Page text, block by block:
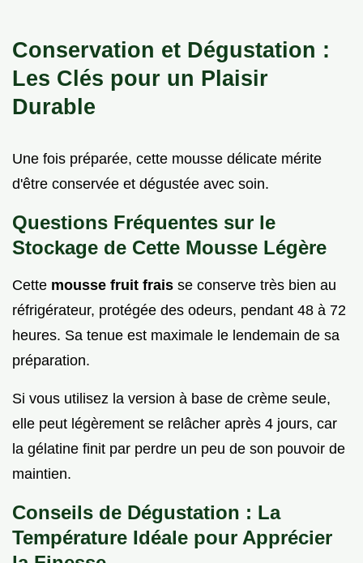
Conservation et Dégustation :
Les Clés pour un Plaisir
Durable
Une fois préparée, cette mousse délicate mérite
d'être conservée et dégustée avec soin.
Questions Fréquentes sur le
Stockage de Cette Mousse Légère
Cette mousse fruit frais se conserve très bien au
réfrigérateur, protégée des odeurs, pendant 48 à 72
heures. Sa tenue est maximale le lendemain de sa
préparation.
Si vous utilisez la version à base de crème seule,
elle peut légèrement se relâcher après 4 jours, car
la gélatine finit par perdre un peu de son pouvoir de
maintien.
Conseils de Dégustation : La
Température Idéale pour Apprécier